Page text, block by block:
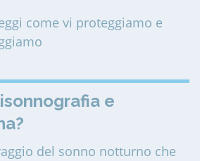
come vi proteggiamo e
e
del sonno notturno che